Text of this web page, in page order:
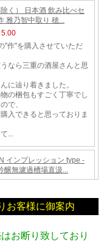
お客様に御案内
お断り致しており